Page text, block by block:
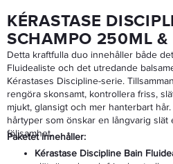
KÉRASTASE
SCHAMPO 250ML
Detta kraftfulla duo innehåller både
Fluidealiste och det utredande
Kérastases Discipline-serie.
rengöra skonsamt, kontrollera friss,
mjukt, glansigt och mer hanterbart
hårtyper som önskar en långvarig slät
följsamhet.
Paketet innehåller:
Kérastase Discipline Bain